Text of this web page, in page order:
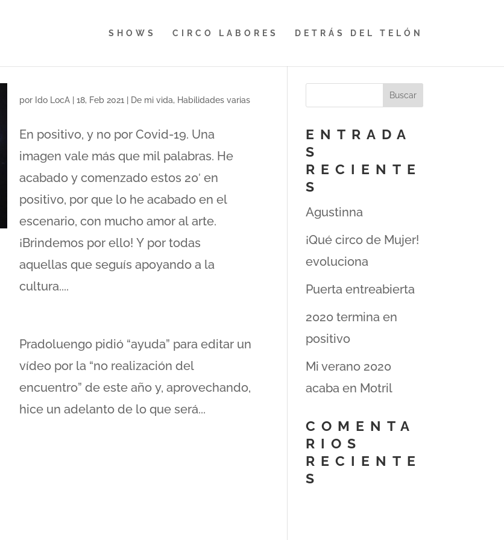
SHOWS CIRCO LABORES DETRÁS DEL TELÓN
por Ido LocA |18, Feb 2021 De mi vida, Habilidades varias
En positivo, y no por Covid-19. Una
imagen vale más que mil palabras. He
acabado y comenzado estos 20′ en
positivo, por que lo he acabado en el
escenario, con mucho amor al arte.
¡Brindemos por ello! Y por todas
aquellas que seguís apoyando a la
cultura....
Pradoluengo pidió “ayuda” para editar un
vídeo por la “no realización del
encuentro” de este año y, aprovechando,
hice un adelanto de lo que será...
ENTRADA
S
RECIENTE
S
Agustinna
¡Qué circo de Mujer!
evoluciona
Puerta entreabierta
2020 termina en
positivo
Mi verano 2020
acaba en Motril
COMENTA
RIOS
RECIENTE
S